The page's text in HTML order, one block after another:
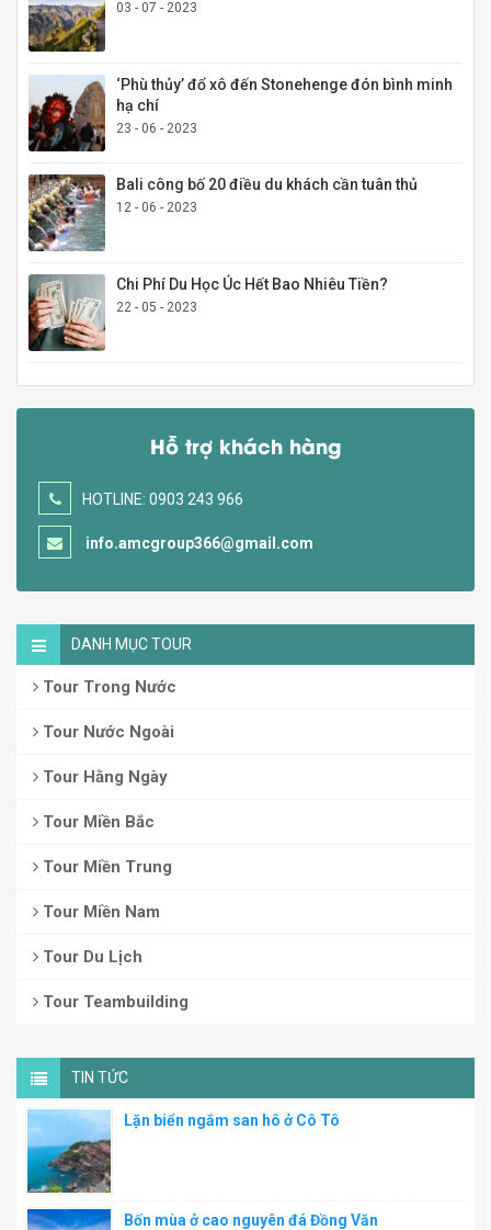
03 - 07 - 2023
‘Phù thủy’ đổ xô đến Stonehenge đón bình minh
hạ chí
23 - 06 - 2023
Bali công bố 20 điều du khách cần tuân thủ
12 - 06 - 2023
Chi Phí Du Học Úc Hết Bao Nhiêu Tiền?
22 - 05 - 2023
Hỗ trợ khách hàng
HOTLINE: 0903 243 966
info.amcgroup366@gmail.com
DANH MỤC TOUR
Tour Trong Nước
Tour Nước Ngoài
Tour Hằng Ngày
Tour Miền Bắc
Tour Miền Trung
Tour Miền Nam
Tour Du Lịch
Tour Teambuilding
TIN TỨC
Lặn biển ngắm san hô ở Cô Tô
Bốn mùa ở cao nguyên đá Đồng Văn